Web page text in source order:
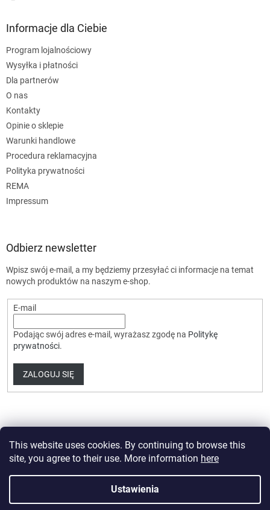
This website uses cookies. By continuing to browse this
site, you agree to their use. More information here
Ustawienia
Informacje dla Ciebie
Program lojalnościowy
Wysyłka i płatności
Dla partnerów
O nas
Kontakty
Opinie o sklepie
Warunki handlowe
Procedura reklamacyjna
Polityka prywatności
REMA
Impressum
Odbierz newsletter
Wpisz swój e-mail, a my będziemy przesyłać ci informacje na temat
nowych produktów na naszym e-shop.
E-mail
Podając swój adres e-mail, wyrażasz zgodę na Politykę
prywatności.
ZALOGUJ SIĘ